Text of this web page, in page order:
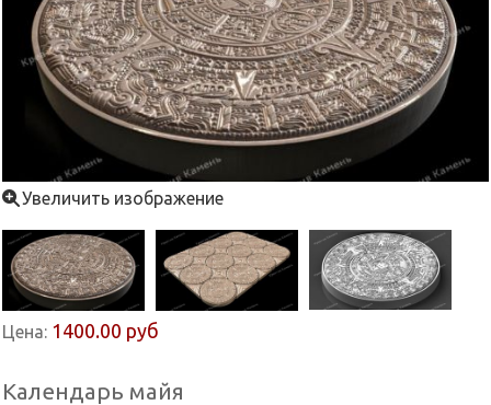
Увеличить изображение
Цена: 1400.00 руб
Календарь майя